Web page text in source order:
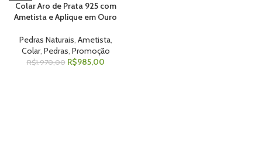
Colar Aro de Prata 925 com
Ametista e Aplique em Ouro
Pedras Naturais, Ametista,
Colar, Pedras, Promoção
R$1.970,00 R$985,00